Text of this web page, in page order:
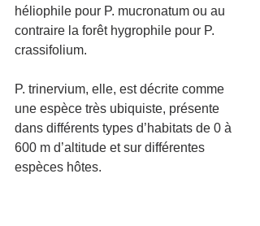
héliophile pour P. mucronatum ou au
contraire la forêt hygrophile pour P.
crassifolium.
P. trinervium, elle, est décrite comme
une espèce très ubiquiste, présente
dans différents types d’habitats de 0 à
600 m d’altitude et sur différentes
espèces hôtes.